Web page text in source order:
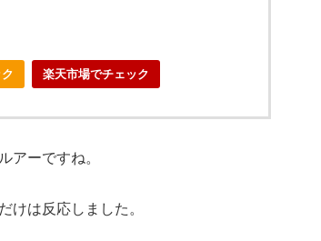
楽天市場でチェック
アーですね。
けは反応しました。